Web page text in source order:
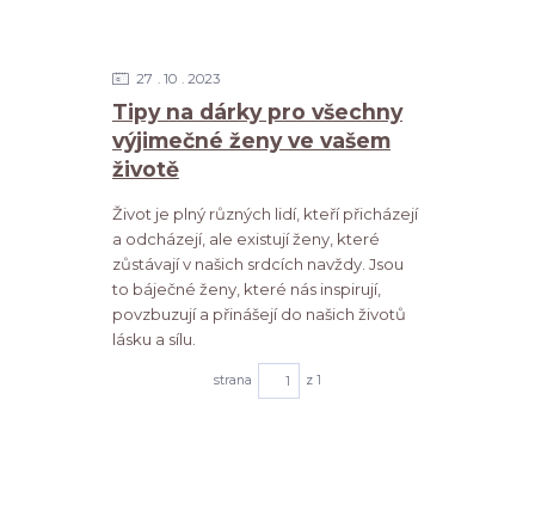
Tipy na dárky pro všechny
výjimečné ženy ve vašem
životě
27 10 2023
Život je plný různých lidí, kteří přicházejí
a odcházejí, ale existují ženy, které
zůstávají v našich srdcích navždy. Jsou
to báječné ženy, které nás inspirují,
povzbuzují a přinášejí do našich životů
lásku a sílu.
strana z 1